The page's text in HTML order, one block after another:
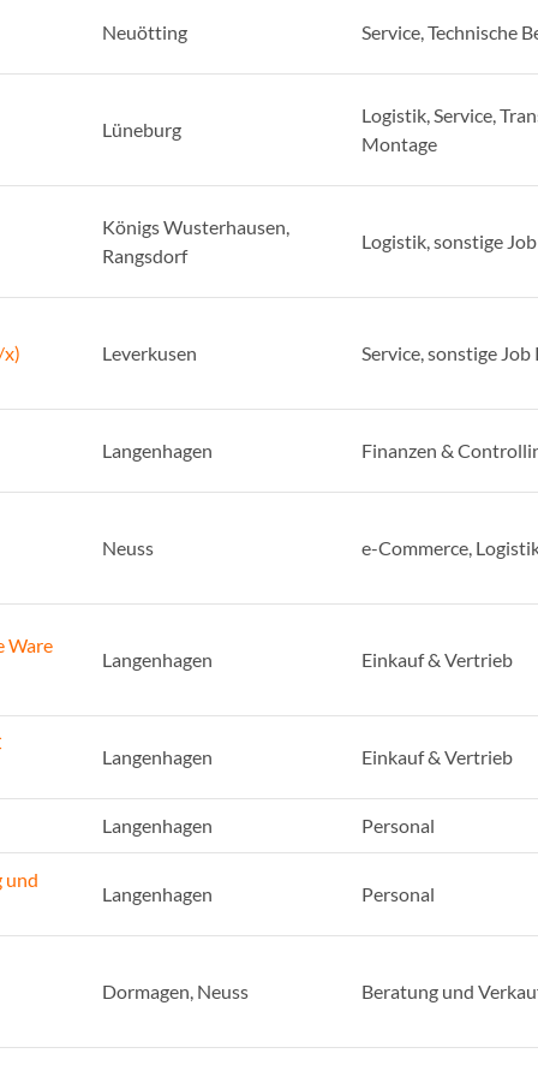
Neuötting Service, Technische
Lüneburg
Logistik, Service,
Montage
Königs Wusterhausen,
Rangsdorf
Logistik, sonstige
Leverkusen Service, sonstige
Langenhagen Finanzen &
Neuss e-Commerce,
Ware
Langenhagen Einkauf & Vertrieb
Langenhagen Einkauf & Vertrieb
Langenhagen Personal
und
Langenhagen Personal
Dormagen, Neuss Beratung und